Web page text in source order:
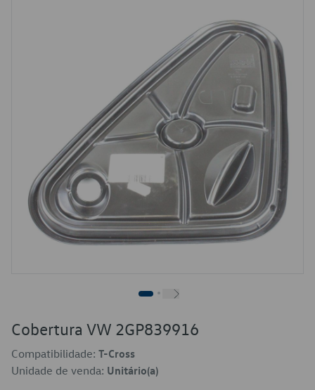
Cobertura VW 2GP839916
Compatibilidade: T-Cross
Unidade de venda: Unitário(a)